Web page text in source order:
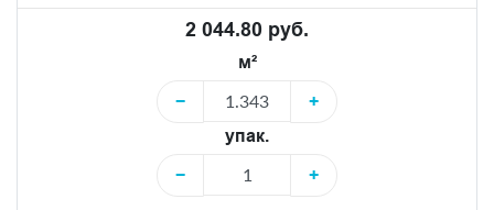
2 044.80 руб.
м²
−
+
упак.
−
+